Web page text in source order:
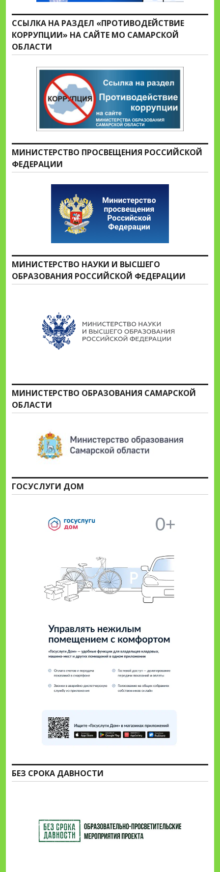
ССЫЛКА НА РАЗДЕЛ «ПРОТИВОДЕЙСТВИЕ
КОРРУПЦИИ» НА САЙТЕ МО САМАРСКОЙ
ОБЛАСТИ
МИНИСТЕРСТВО ПРОСВЕЩЕНИЯ РОССИЙСКОЙ
ФЕДЕРАЦИИ
МИНИСТЕРСТВО НАУКИ И ВЫСШЕГО
ОБРАЗОВАНИЯ РОССИЙСКОЙ ФЕДЕРАЦИИ
МИНИСТЕРСТВО ОБРАЗОВАНИЯ САМАРСКОЙ
ОБЛАСТИ
ГОСУСЛУГИ ДОМ
БЕЗ СРОКА ДАВНОСТИ